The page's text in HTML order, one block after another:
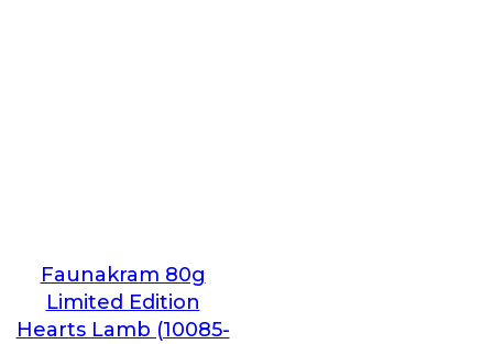
Faunakram 80g
Limited Edition
Hearts Lamb (10085-